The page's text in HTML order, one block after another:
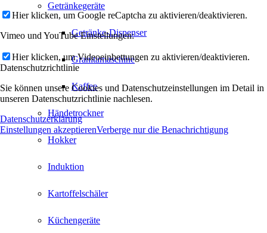
Getränkegeräte
Getränke-Dispenser
Granitamaschine
Kaffee
Händetrockner
Hokker
Induktion
Kartoffelschäler
Küchengeräte
Hier klicken, um Google reCaptcha zu aktivieren/deaktivieren.
Vimeo und YouTube Einstellungen:
Hier klicken, um Videoeinbettungen zu aktivieren/deaktivieren.
Datenschutzrichtlinie
Sie können unsere Cookies und Datenschutzeinstellungen im Detail in
unseren Datenschutzrichtlinie nachlesen.
Datenschutzerklärung
Einstellungen akzeptierenVerberge nur die Benachrichtigung